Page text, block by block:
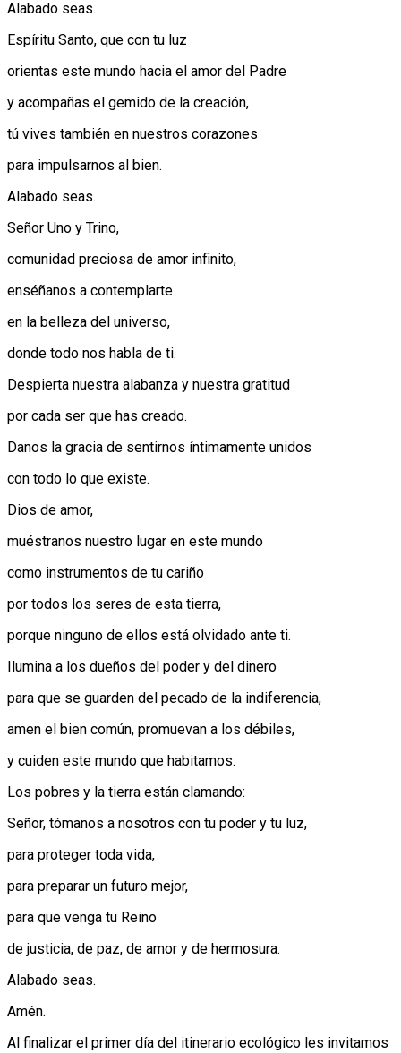
Alabado seas.
Espíritu Santo, que con tu luz
orientas este mundo hacia el amor del Padre
y acompañas el gemido de la creación,
tú vives también en nuestros corazones
para impulsarnos al bien.
Alabado seas.
Señor Uno y Trino,
comunidad preciosa de amor infinito,
enséñanos a contemplarte
en la belleza del universo,
donde todo nos habla de ti.
Despierta nuestra alabanza y nuestra gratitud
por cada ser que has creado.
Danos la gracia de sentirnos íntimamente unidos
con todo lo que existe.
Dios de amor,
muéstranos nuestro lugar en este mundo
como instrumentos de tu cariño
por todos los seres de esta tierra,
porque ninguno de ellos está olvidado ante ti.
Ilumina a los dueños del poder y del dinero
para que se guarden del pecado de la indiferencia,
amen el bien común, promuevan a los débiles,
y cuiden este mundo que habitamos.
Los pobres y la tierra están clamando:
Señor, tómanos a nosotros con tu poder y tu luz,
para proteger toda vida,
para preparar un futuro mejor,
para que venga tu Reino
de justicia, de paz, de amor y de hermosura.
Alabado seas.
Amén.
Al finalizar el primer día del itinerario ecológico les invitamos